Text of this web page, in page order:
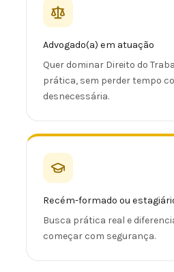
Advogado(a) em atuação
Quer dominar Direito do
prática, sem perder tempo
desnecessária.
Recém-formado ou
Busca prática real e
começar com segurança.